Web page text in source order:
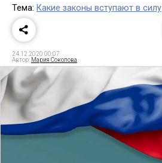
Тема: Какие законы вступают в силу
24.12.2020 00:07
Автор: Мария Соколова